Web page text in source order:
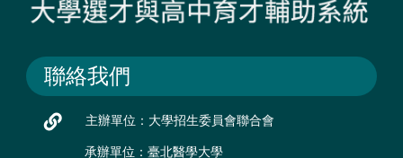
聯絡我們
主辦單位：大學招生委員會聯合會
承辦單位：臺北醫學大學